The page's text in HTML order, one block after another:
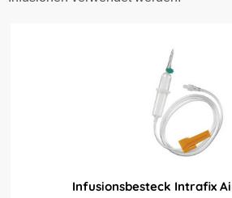
Infusionsbesteck Intrafix